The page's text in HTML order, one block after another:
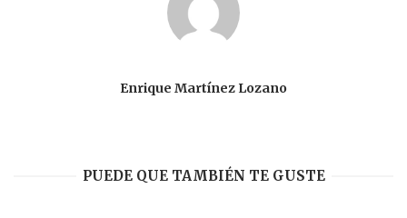
Enrique Martínez Lozano
PUEDE QUE TAMBIÉN TE GUSTE